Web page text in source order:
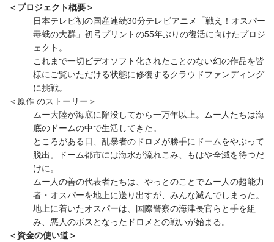
＜プロジェクト概要＞
日本テレビ初の国産連続30分テレビアニメ「戦え！オスパー
毒蛾の大群」初号プリントの55年ぶりの復活に向けたプロジ
ェクト。
これまで一切ビデオソフト化されたことのない幻の作品を皆
様にご覧いただける状態に修復するクラウドファンディング
に挑戦。
＜原作 のストーリー＞
ムー大陸が海底に陥没してから一万年以上。ムー人たちは海
底のドームの中で生活してきた。
ところがある日、乱暴者のドロメが勝手にドームをやぶって
脱出。ドーム都市には海水が流れこみ、もはや全滅を待つだ
けに。
ムー人の善の代表者たちは、やっとのことでムー人の超能力
者・オスパーを地上に送り出すが、みんな滅んでしまった。
地上に着いたオスパーは、国際警察の海津長官らと手を組
み、悪人のボスとなったドロメとの戦いが始まる。
＜資金の使い道＞